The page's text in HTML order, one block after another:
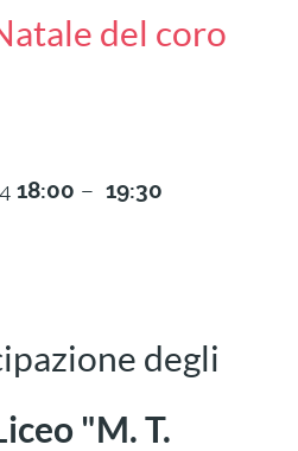
del coro
18:00 – 19:30
degli
"M. T.